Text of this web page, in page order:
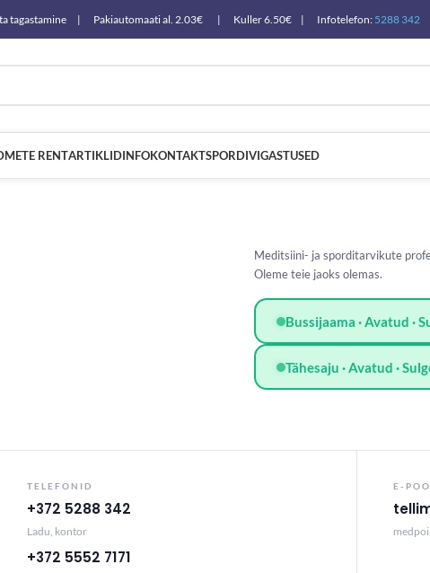
tagastamine | Pakiautomaati al. 2.03€ | Kuller 6.50€ | Infotelefon: 5288 342
RENTARTIKLIDINFOKONTAKTSPORDIVIGASTUSED
Meditsiini- ja sporditarvikute
Oleme teie jaoks olemas.
Bussijaama · Avatud ·
Tähesaju · Avatud ·
TELEFONID
+372 5288 342
Ladu, kontor
+372 5552 7171
E-